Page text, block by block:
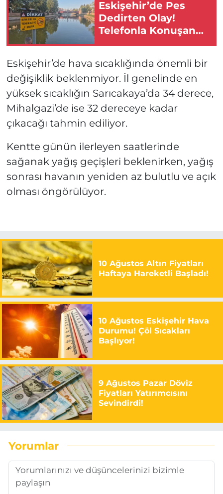
Eskişehir’de Pes
Dedirten Olay!
Telefonla Konuşan
Adamı Porsuk’a İtti!
Eskişehir’de hava sıcaklığında önemli bir
değişiklik beklenmiyor. İl genelinde en
yüksek sıcaklığın Sarıcakaya’da 34 derece,
Mihalgazi’de ise 32 dereceye kadar
çıkacağı tahmin ediliyor.
Kentte günün ilerleyen saatlerinde
sağanak yağış geçişleri beklenirken, yağış
sonrası havanın yeniden az bulutlu ve açık
olması öngörülüyor.
10 Ağustos Altın Fiyatları
Haftaya Hareketli Başladı!
10 Ağustos Eskişehir Hava
Durumu! Çöl Sıcakları
Başlıyor!
9 Ağustos Pazar Döviz
Fiyatları Yatırımcısını
Sevindirdi!
Yorumlar